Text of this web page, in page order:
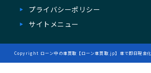
プライバシーポリシー
サイトメニュー
Copyright ローン中の車買取【ローン車買取.jp】車で即日現金化